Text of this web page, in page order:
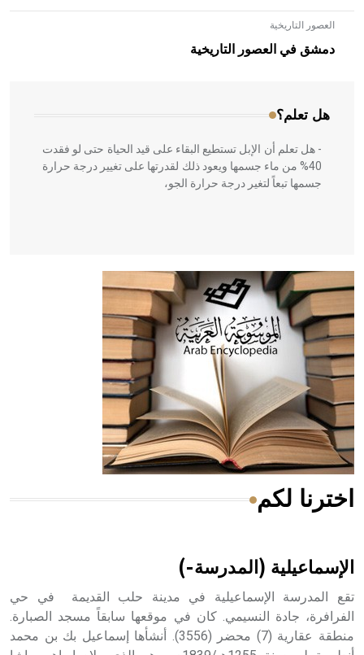
العصور التاريخية
دمشق في العصور التاريخية
هل تعلم؟
- هل تعلم أن الأبلق نوع من الفنون الهندسية التي ارتبطت
بالعمارة الإسلامية في بلاد الشام ومصر خاصة، حيث يحرص
المعمار على بناء مداميكه وخاصة في الواجهات
- هل تعلم أن الإبل تستطيع البقاء على قيد الحياة حتى لو فقدت
40% من ماء جسمها ويعود ذلك لقدرتها على تغيير درجة حرارة
جسمها تبعاً لتغير درجة حرارة الجو،
- هل تعلم أن أبقراط كتب في الطب أربعة مؤلفات هي:
الحكم، الأدلة، تنظيم التغذية، ورسالته في جروح الرأس. ويعود
له الفضل بأنه حرر الطب من الدين والفلسفة.
- هل تعلم أن المرجان إفراز حيواني يتكون في البحر ويتركب
من مادة كربونات الكلسيوم، وهو أحمر أو شديد الحمرة وهو
أجود أنواعه، ويمتاز بكبر الحجم ويسمى الش
هل تعلم أن الأبسيد كلمة فرنسية اللفظ تم اعتمادها مصطلحاً
- هل تعلم أن أبجر Abgar اسم معروف جيداً يعود إلى عدد من
اخترنا لكم
الإسماعيلية (المدرسة-)
تقع المدرسة الإسماعيلية في مدينة حلب القديمة في حي
الفرافرة، جادة النسيمي. كان في موقعها سابقاً مسجد الصبارة.
منطقة عقارية (7) محضر (3556). أنشأها إسماعيل بك بن محمد